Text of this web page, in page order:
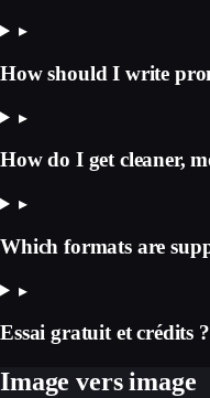
▸
How should I write
▸
How do I get cleaner,
▸
Which formats are
▸
Essai gratuit et crédits ?
Image vers image